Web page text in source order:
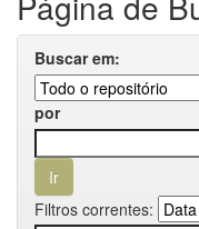
Buscar em:
por
Filtros correntes: